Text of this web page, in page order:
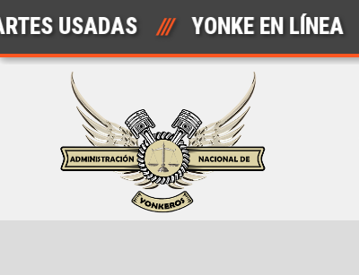
Saltar
/// YONKE EN LÍNEA ///